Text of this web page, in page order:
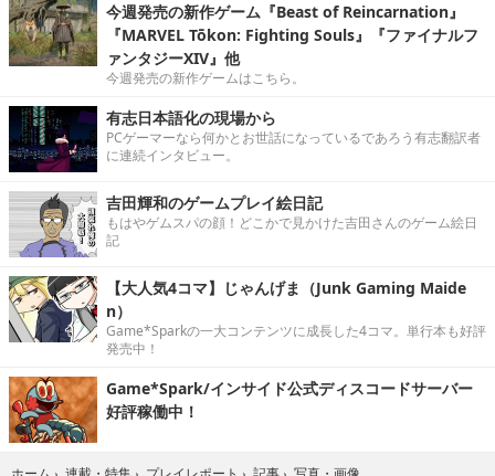
今週発売の新作ゲーム『Beast of Reincarnation』
『MARVEL Tōkon: Fighting Souls』『ファイナルフ
ァンタジーXIV』他
今週発売の新作ゲームはこちら。
有志日本語化の現場から
PCゲーマーなら何かとお世話になっているであろう有志翻訳者
に連続インタビュー。
吉田輝和のゲームプレイ絵日記
もはやゲムスパの顔！どこかで見かけた吉田さんのゲーム絵日
記
【大人気4コマ】じゃんげま（Junk Gaming Maide
n）
Game*Sparkの一大コンテンツに成長した4コマ。単行本も好評
発売中！
Game*Spark/インサイド公式ディスコードサーバー
好評稼働中！
ホーム › 連載・特集 › プレイレポート › 記事 › 写真・画像